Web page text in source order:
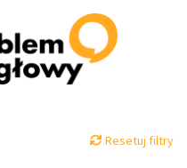
Resetuj filtry